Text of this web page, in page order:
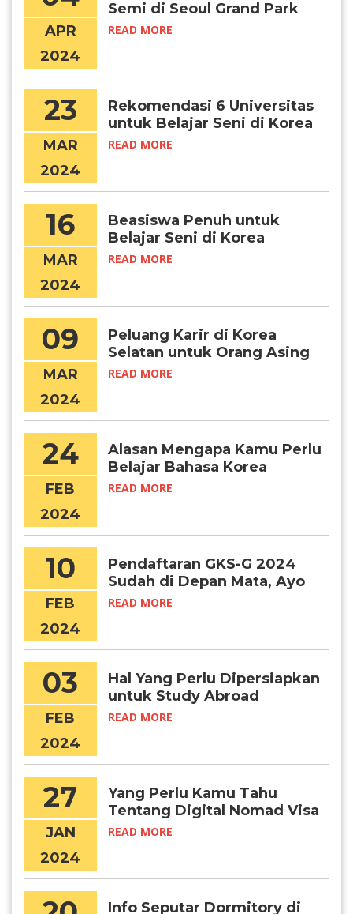
APR
2024
Semi di Seoul Grand Park
READ MORE
23
MAR
2024
Rekomendasi 6 Universitas
untuk Belajar Seni di Korea
READ MORE
16
MAR
2024
Beasiswa Penuh untuk
Belajar Seni di Korea
Selatan
READ MORE
09
MAR
2024
Peluang Karir di Korea
Selatan untuk Orang Asing
READ MORE
24
FEB
2024
Alasan Mengapa Kamu Perlu
Belajar Bahasa Korea
READ MORE
10
FEB
2024
Pendaftaran GKS-G 2024
Sudah di Depan Mata, Ayo
Persiapkan Diri!
READ MORE
03
FEB
2024
Hal Yang Perlu Dipersiapkan
untuk Study Abroad
READ MORE
27
JAN
2024
Yang Perlu Kamu Tahu
Tentang Digital Nomad Visa
Korea
READ MORE
Info Seputar Dormitory di